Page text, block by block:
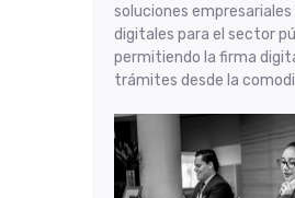
soluciones
digitales para el sector
permitiendo la firma
trámites desde la